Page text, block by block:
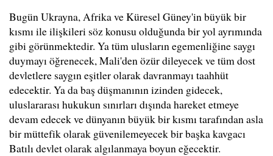
Bugün Ukrayna, Afrika ve Küresel Güney'in büyük bir
kısmı ile ilişkileri söz konusu olduğunda bir yol ayrımında
gibi görünmektedir. Ya tüm ulusların egemenliğine saygı
duymayı öğrenecek, Mali'den özür dileyecek ve tüm dost
devletlere saygın eşitler olarak davranmayı taahhüt
edecektir. Ya da baş düşmanının izinden gidecek,
uluslararası hukukun sınırları dışında hareket etmeye
devam edecek ve dünyanın büyük bir kısmı tarafından asla
bir müttefik olarak güvenilemeyecek bir başka kavgacı
Batılı devlet olarak algılanmaya boyun eğecektir.